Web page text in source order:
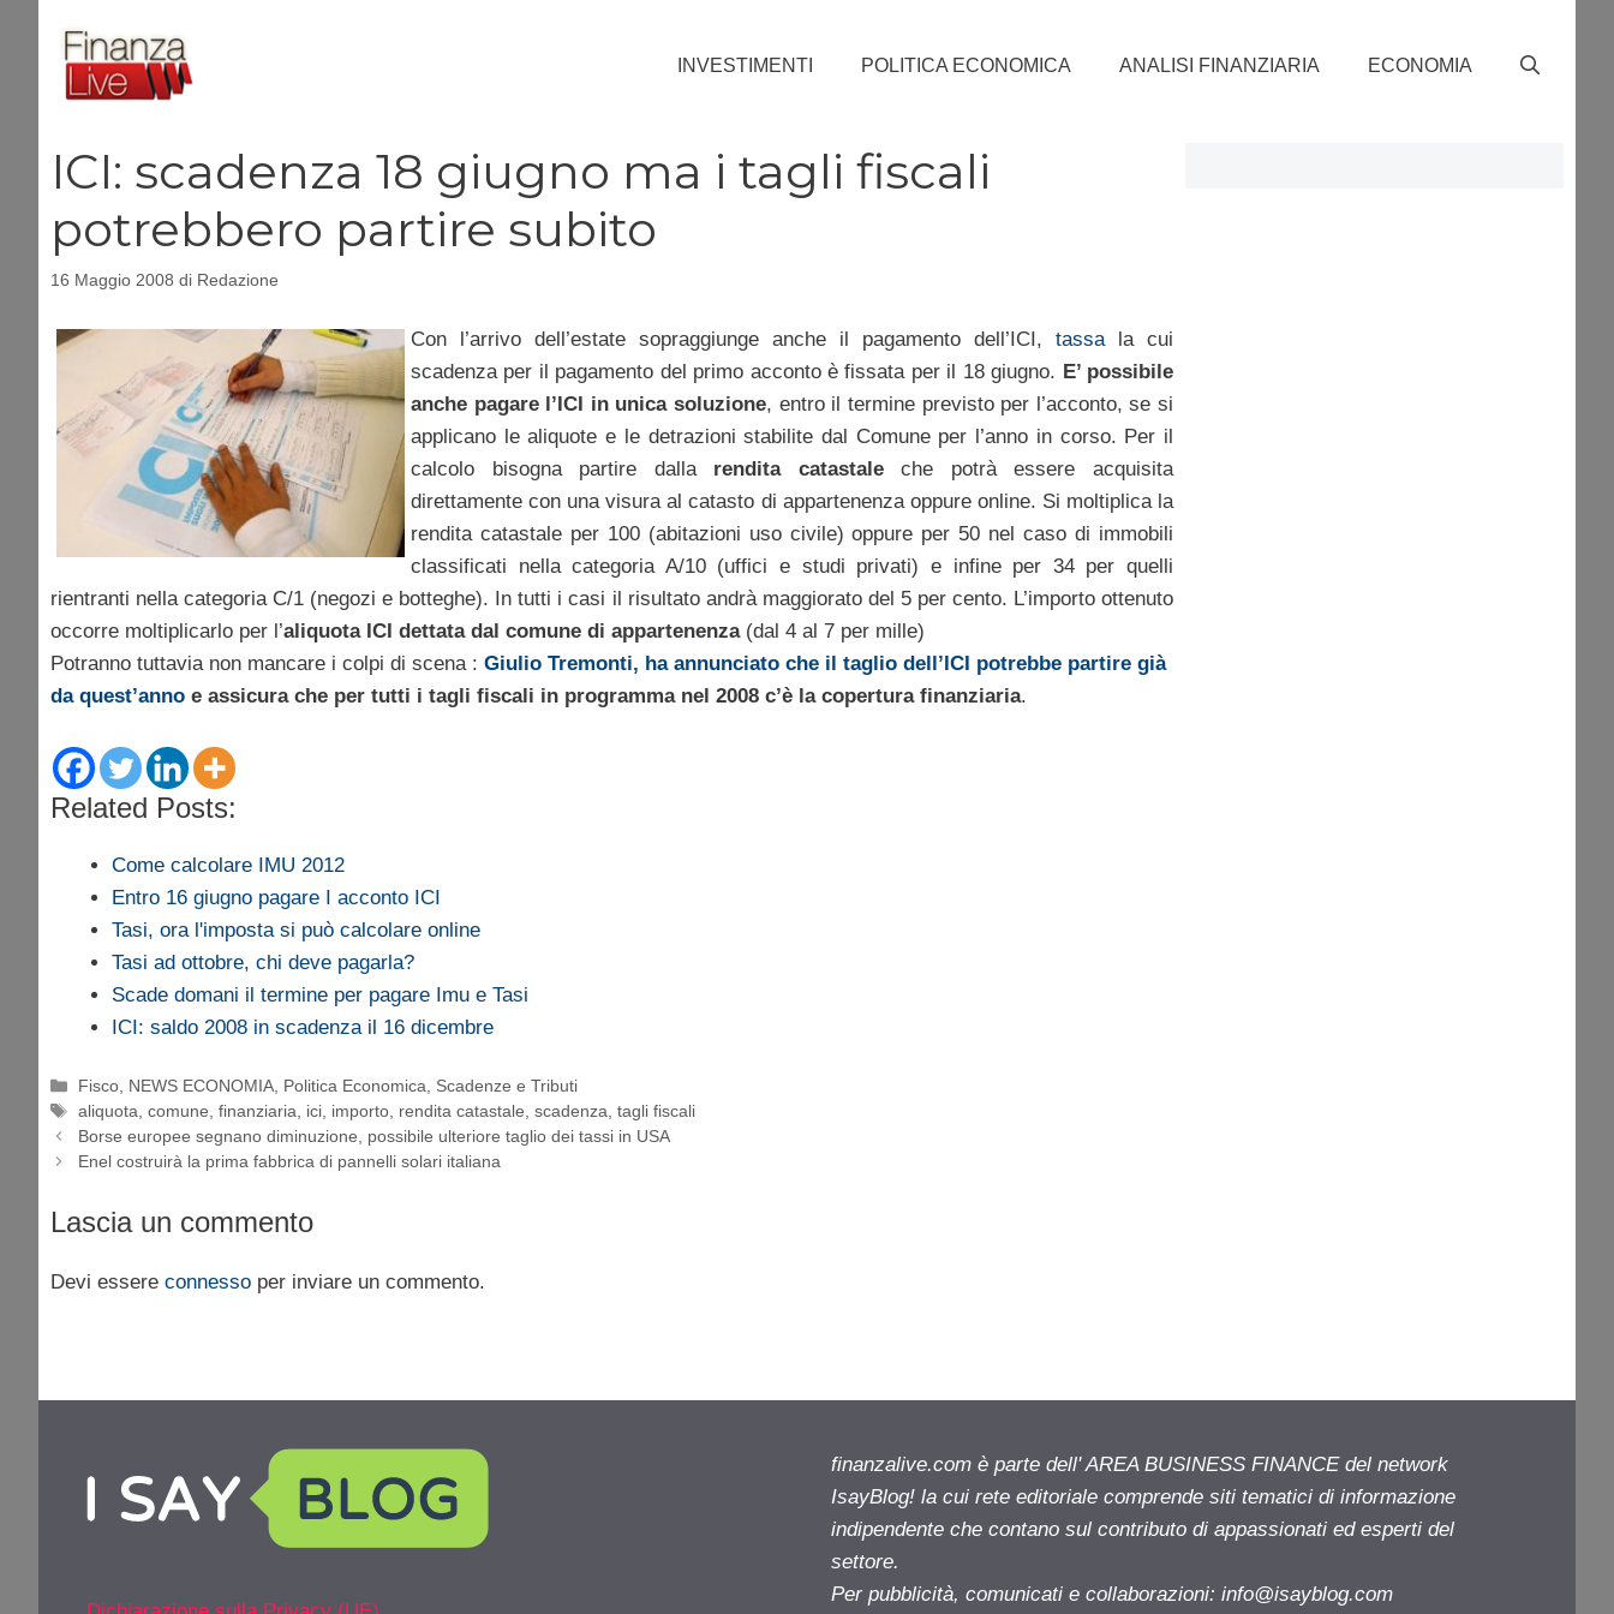
contenuto
INVESTIMENTI POLITICA ECONOMICA ANALISI FINANZIARIA ECONOMIA
ICI: scadenza 18 giugno ma i tagli fiscali
potrebbero partire subito
16 Maggio 2008 di Redazione
Con l’arrivo dell’estate sopraggiunge anche il pagamento dell’ICI, tassa
la cui
scadenza per il pagamento del primo acconto è fissata per il 18 giugno. E’ possibile
anche pagare l’ICI in unica soluzione, entro il termine previsto per l’acconto, se si
applicano le aliquote e le detrazioni stabilite dal Comune per l’anno in corso. Per il
calcolo bisogna partire dalla rendita catastaleche potrà essere acquisita
direttamente con una visura al catasto di appartenenza oppure online. Si moltiplica la
rendita catastale per 100 (abitazioni uso civile) oppure per 50 nel caso di immobili
classificati nella categoria A/10 (uffici e studi privati) e infine per 34 per quelli
rientranti nella categoria C/1 (negozi e botteghe). In tutti i casi il risultato andrà maggiorato del 5 per cento. L’importo ottenuto
occorre moltiplicarlo per l’aliquota ICI dettata dal comune di appartenenza(dal 4 al 7 per mille)
Potranno tuttavia non mancare i colpi di scena : Giulio Tremonti, ha annunciato che il taglio dell’ICI potrebbe partire già
da quest’anno e assicura che per tutti i tagli fiscali in programma nel 2008 c’è la copertura finanziaria.
Related Posts:
Come calcolare IMU 2012
Entro 16 giugno pagare I acconto ICI
Tasi, ora l'imposta si può calcolare online
Tasi ad ottobre, chi deve pagarla?
Scade domani il termine per pagare Imu e Tasi
ICI: saldo 2008 in scadenza il 16 dicembre
Categorie
Fisco NEWS ECONOMIA Politica Economica
Scadenze e Tributi
Tag
aliquota ,comune ,finanziaria ici importo rendita catastale ,scadenza ,tagli fiscali
Borse europee segnano diminuzione, possibile ulteriore taglio dei tassi in USA
Enel costruirà la prima fabbrica di pannelli solari italiana
Lascia un commento
Devi essere connesso per inviare un commento.
finanzalive.com è parte dell' AREA BUSINESS FINANCE del network
IsayBlog! la cui rete editoriale comprende siti tematici di informazione
indipendente che contano sul contributo di appassionati ed esperti del
settore.
Per pubblicità, comunicati e collaborazioni: info@isayblog.com